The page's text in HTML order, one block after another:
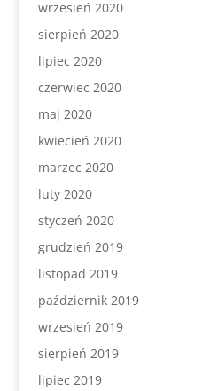
wrzesień 2020
sierpień 2020
lipiec 2020
czerwiec 2020
maj 2020
kwiecień 2020
marzec 2020
luty 2020
styczeń 2020
grudzień 2019
listopad 2019
październik 2019
wrzesień 2019
sierpień 2019
lipiec 2019